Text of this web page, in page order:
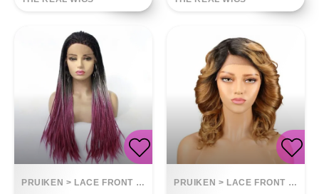
PRUIKEN > LACE FRONT WIGS PRUIKEN > LACE FRONT WIGS